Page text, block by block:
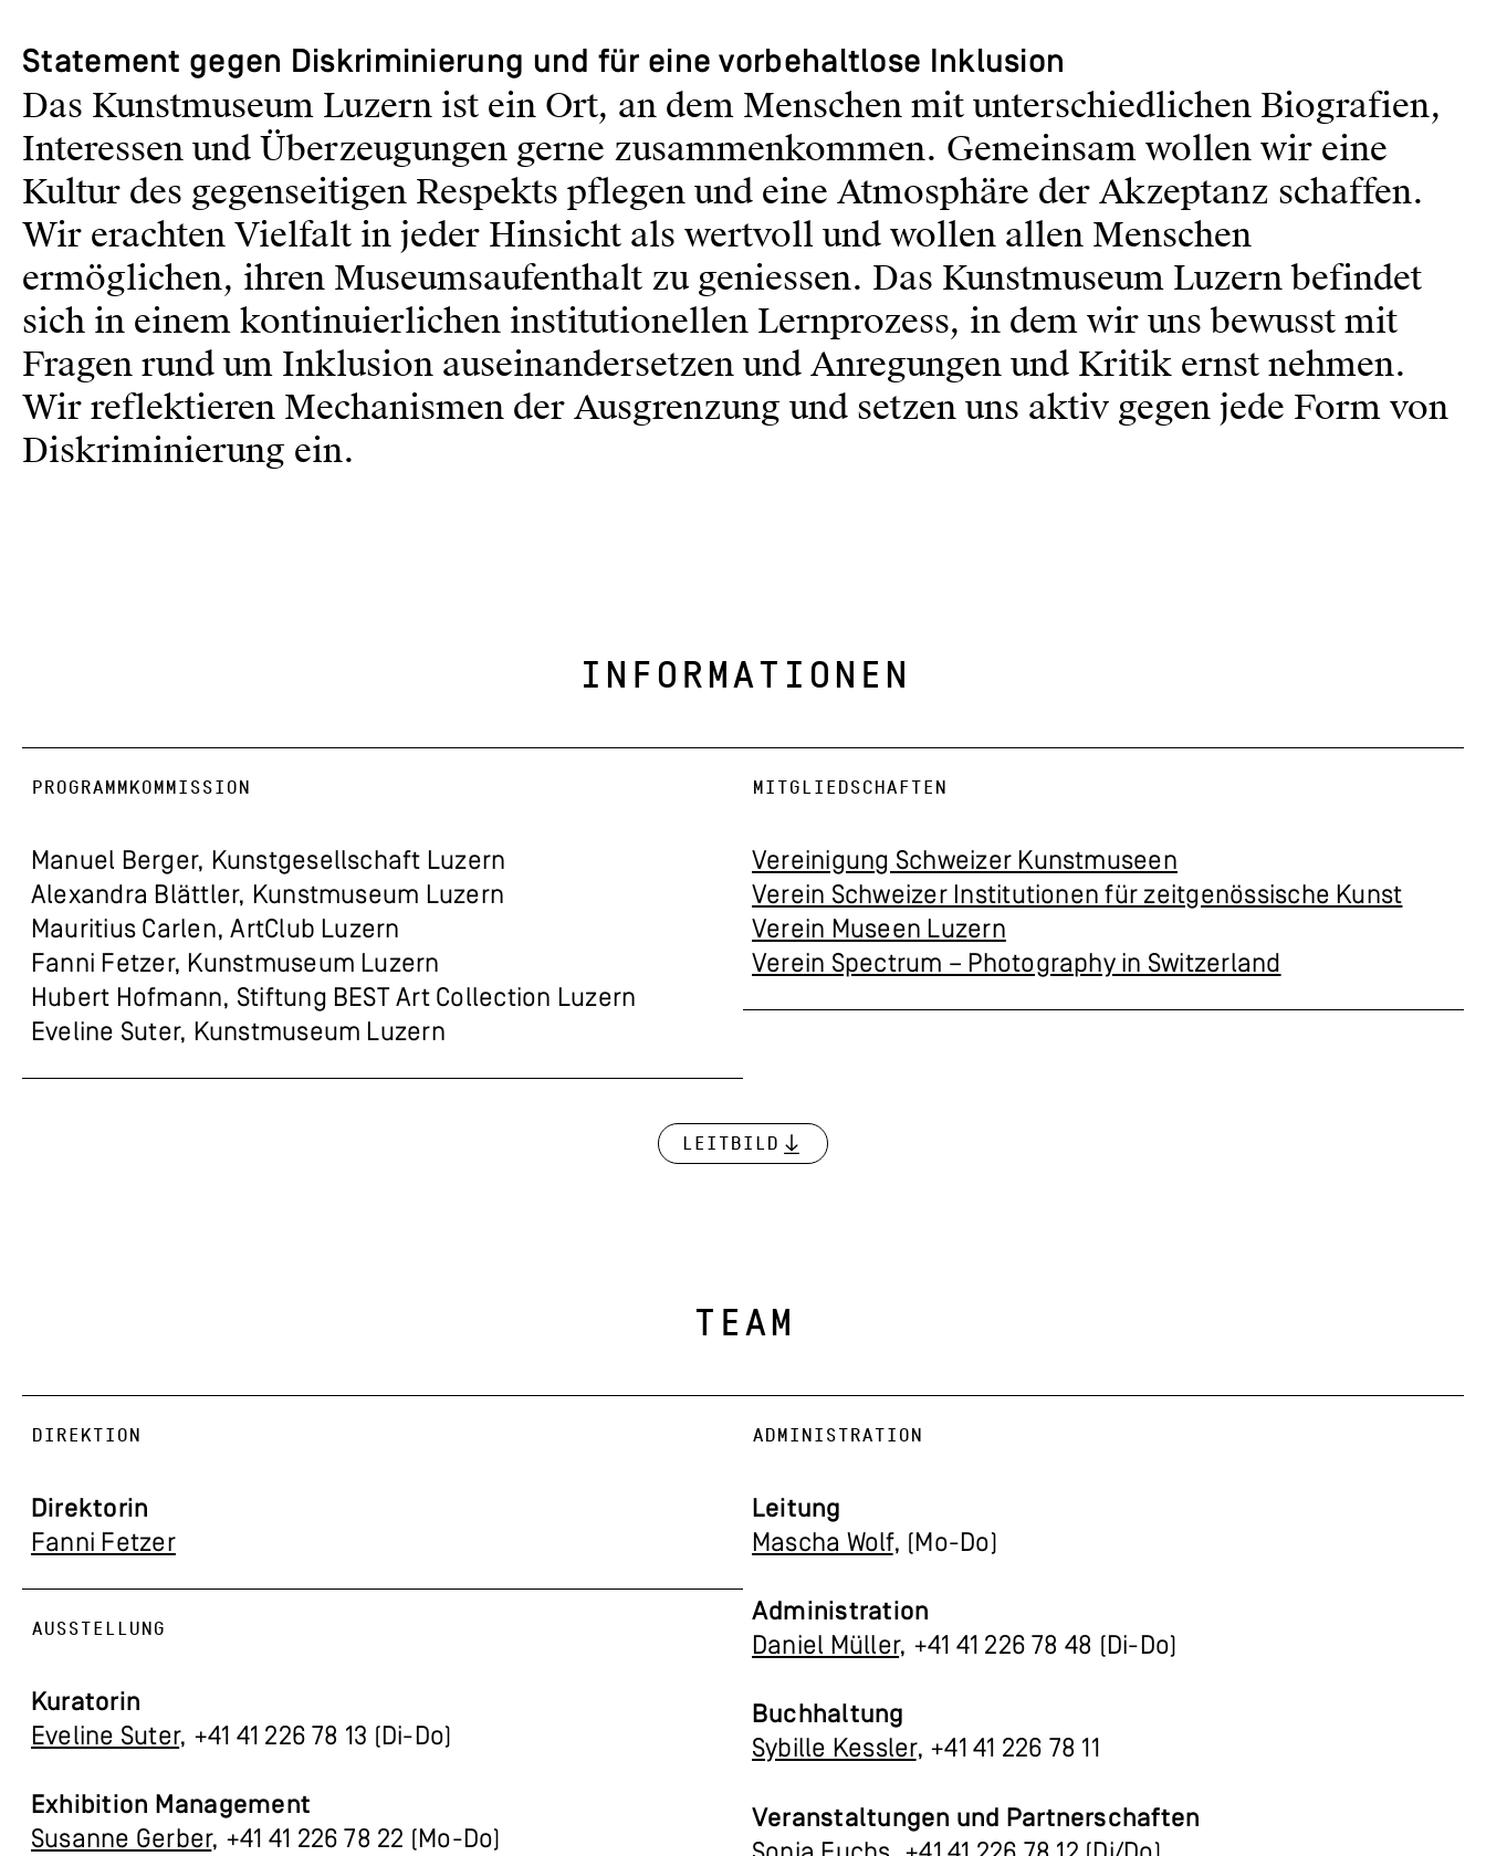
Statement gegen Diskriminierung und für eine vorbehaltlose Inklusion
Das Kunstmuseum Luzern ist ein Ort, an dem Menschen mit unterschiedlichen Biografien,
Interessen und Überzeugungen gerne zusammenkommen. Gemeinsam wollen wir eine
Kultur des gegenseitigen Respekts pflegen und eine Atmosphäre der Akzeptanz schaffen.
Wir erachten Vielfalt in jeder Hinsicht als wertvoll und wollen allen Menschen
ermöglichen, ihren Museumsaufenthalt zu geniessen. Das Kunstmuseum Luzern befindet
sich in einem kontinuierlichen institutionellen Lernprozess, in dem wir uns bewusst mit
Fragen rund um Inklusion auseinandersetzen und Anregungen und Kritik ernst nehmen.
Wir reflektieren Mechanismen der Ausgrenzung und setzen uns aktiv gegen jede Form von
Diskriminierung ein.
INFORMATIONEN
PROGRAMMKOMMISSION
Manuel Berger, Kunstgesellschaft Luzern
Alexandra Blättler, Kunstmuseum Luzern
Mauritius Carlen, ArtClub Luzern
Fanni Fetzer, Kunstmuseum Luzern
Hubert Hofmann, Stiftung BEST Art Collection Luzern
Eveline Suter, Kunstmuseum Luzern
MITGLIEDSCHAFTEN
Vereinigung Schweizer Kunstmuseen
Verein Schweizer Institutionen für zeitgenössische Kunst
Verein Museen Luzern
Verein Spectrum – Photography in Switzerland
Leitbild
TEAM
DIREKTION
Direktorin
Fanni Fetzer
AUSSTELLUNG
Kuratorin
Eveline Suter, +41 41 226 78 13 (Di-Do)
Exhibition Management
Susanne Gerber, +41 41 226 78 22 (Mo-Do)
ADMINISTRATION
Leitung
Mascha Wolf, (Mo-Do)
Administration
Daniel Müller, +41 41 226 78 48 (Di-Do)
Buchhaltung
Sybille Kessler, +41 41 226 78 11
Veranstaltungen und Partnerschaften